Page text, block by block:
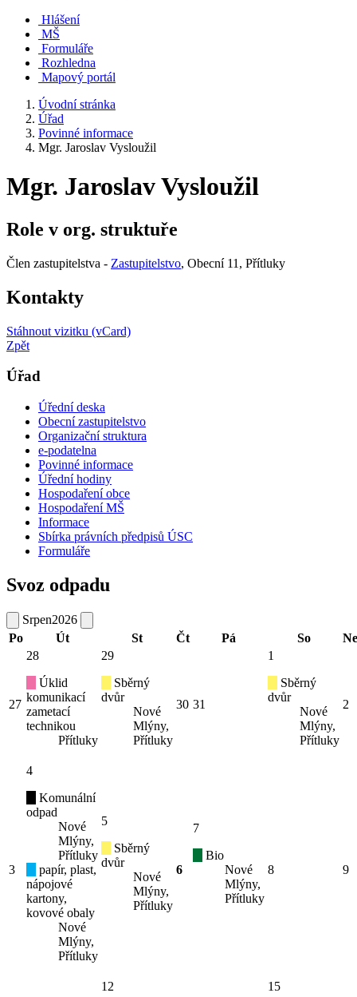
Hlášení
MŠ
Formuláře
Rozhledna
Mapový portál
Úvodní stránka
Úřad
Povinné informace
Mgr. Jaroslav Vysloužil
Mgr. Jaroslav Vysloužil
Role v org. struktuře
Člen zastupitelstva - Zastupitelstvo, Obecní 11, Přítluky
Kontakty
Stáhnout vizitku (vCard)
Zpět
Úřad
Úřední deska
Obecní zastupitelstvo
Organizační struktura
e-podatelna
Povinné informace
Úřední hodiny
Hospodaření obce
Hospodaření MŠ
Informace
Sbírka právních předpisů ÚSC
Formuláře
Svoz odpadu
Srpen2026
Po
Út St Čt Pá So Ne
27
28
Úklid
komunikací
zametací
technikou
Přítluky
29
Sběrný
dvůr
Nové
Mlýny,
Přítluky
30 31
1
Sběrný
dvůr
Nové
Mlýny,
Přítluky
2
3
4
Komunální
odpad
Nové
Mlýny,
Přítluky
papír, plast,
nápojové
kartony,
kovové obaly
Nové
Mlýny,
Přítluky
5
Sběrný
dvůr
Nové
Mlýny,
Přítluky
6
7
Bio
Nové
Mlýny,
Přítluky
8 9
12 15